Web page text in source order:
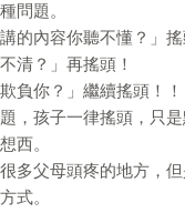
問題。
的內容你聽不懂？」搖
清？」再搖頭！
負你？」繼續搖頭！！
，孩子一律搖頭，只
西。
多父母頭疼的地方，
式。